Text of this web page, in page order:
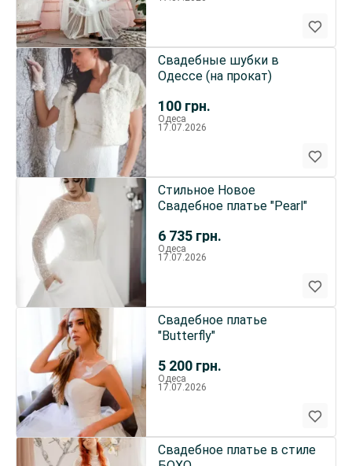
100 грн.
Свадебные шубки в
Одессе (на прокат)
Одеса
17.07.2026
6 735 грн.
Стильное Новое
Свадебное платье "Pearl"
Одеса
17.07.2026
5 200 грн.
Свадебное платье
"Butterfly"
Одеса
17.07.2026
Свадебное платье в стиле